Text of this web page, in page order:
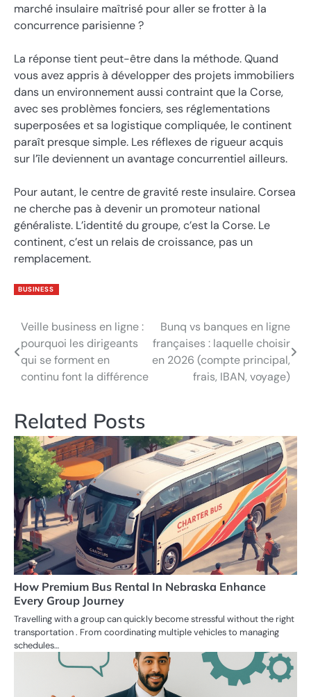
marché insulaire maîtrisé pour aller se frotter à la
concurrence parisienne ?
La réponse tient peut-être dans la méthode. Quand
vous avez appris à développer des projets immobiliers
dans un environnement aussi contraint que la Corse,
avec ses problèmes fonciers, ses réglementations
superposées et sa logistique compliquée, le continent
paraît presque simple. Les réflexes de rigueur acquis
sur l’île deviennent un avantage concurrentiel ailleurs.
Pour autant, le centre de gravité reste insulaire. Corsea
ne cherche pas à devenir un promoteur national
généraliste. L’identité du groupe, c’est la Corse. Le
continent, c’est un relais de croissance, pas un
remplacement.
BUSINESS
Post
navigation
Veille business en ligne :
pourquoi les dirigeants
qui se forment en
continu font la différence
Bunq vs banques en ligne
françaises : laquelle choisir
en 2026 (compte principal,
frais, IBAN, voyage)
Related Posts
How Premium Bus Rental In Nebraska Enhance
Every Group Journey
Travelling with a group can quickly become stressful without the right
transportation . From coordinating multiple vehicles to managing
schedules…